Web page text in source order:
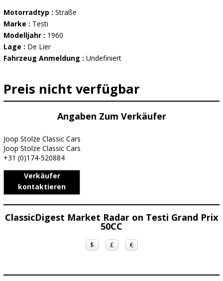
Motorradtyp : Straße
Marke : Testi
Modelljahr : 1960
Lage : De Lier
Fahrzeug Anmeldung : Undefiniert
Preis nicht verfügbar
Angaben Zum Verkäufer
Joop Stolze Classic Cars
Joop Stolze Classic Cars
+31 (0)174-520884
Verkäufer
kontaktieren
ClassicDigest Market Radar on Testi Grand Prix
50CC
$ £ €